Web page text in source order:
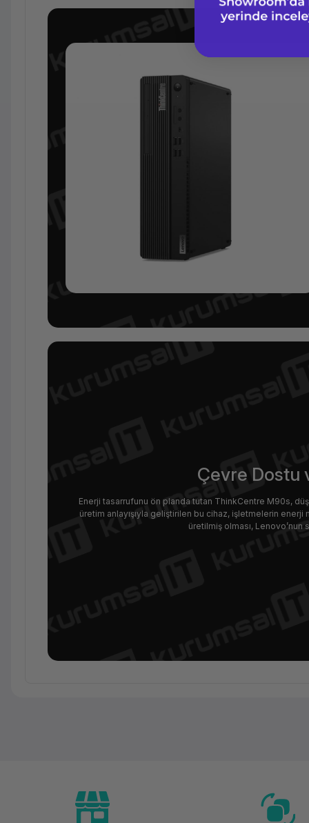
Çevre Dostu
Enerji tasarrufunu ön planda tutan ThinkCentre M90s,
üretim anlayışıyla geliştirilen bu cihaz, işletmelerin
üretilmiş olması, Lenovo’nun
Model